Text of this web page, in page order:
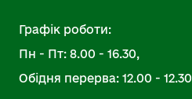
Графік роботи:
Пн - Пт: 8.00 - 16.30,
Обідня перерва: 12.00 - 12.30